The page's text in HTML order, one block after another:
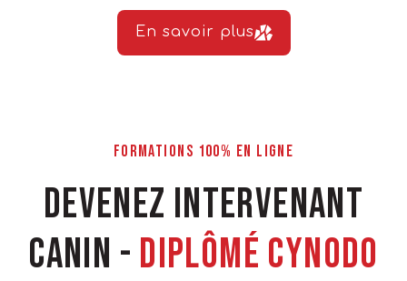
En savoir plus
FORMATIONS 100% EN LIGNE
Devenez intervenant
canin - Diplômé Cynodo